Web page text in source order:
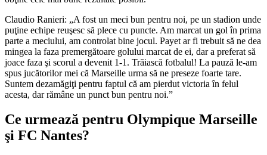
Claudio Ranieri: „A fost un meci bun pentru noi, pe un stadion unde
puţine echipe reuşesc să plece cu puncte. Am marcat un gol în prima
parte a meciului, am controlat bine jocul. Payet ar fi trebuit să ne dea
mingea la faza premergătoare golului marcat de ei, dar a preferat să
joace faza şi scorul a devenit 1-1. Trăiască fotbalul! La pauză le-am
spus jucătorilor mei că Marseille urma să ne preseze foarte tare.
Suntem dezamăgiţi pentru faptul că am pierdut victoria în felul
acesta, dar rămâne un punct bun pentru noi.”
Ce urmează pentru Olympique Marseille
şi FC Nantes?